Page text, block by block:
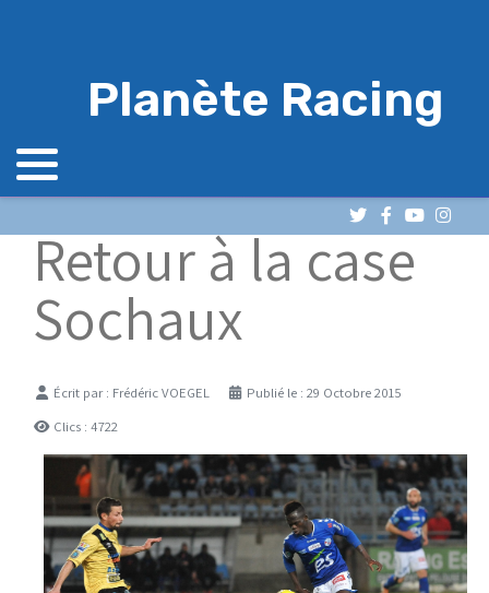
Planète Racing
Retour à la case
Sochaux
DétailsÉcrit par : Frédéric VOEGEL
Publié le : 29 Octobre 2015
Clics : 4722